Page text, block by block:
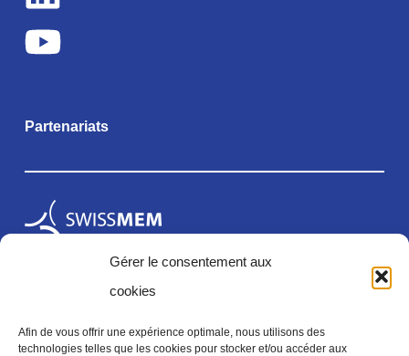
Gérer le consentement aux
cookies
Afin de vous offrir une expérience optimale, nous utilisons des
technologies telles que les cookies pour stocker et/ou accéder aux
Partenariats